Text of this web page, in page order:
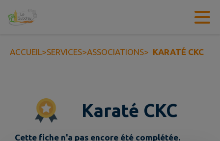
Contenu
ACCUEIL>SERVICES>ASSOCIATIONS> KARATÉ CKC
Karaté CKC
Cette fiche n'a pas encore été complétée.